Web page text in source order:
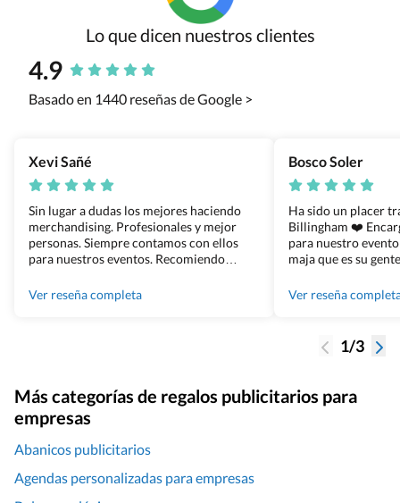
Lo que dicen nuestros clientes
4.9
Basado en 1440 reseñas de Google >
Xevi Sañé
Sin lugar a dudas los mejores haciendo
merchandising. Profesionales y mejor
personas. Siempre contamos con ellos
para nuestros eventos. Recomiendo
Ver reseña completa
Bosco Soler
Ha sido un placer
Billingham ❤️
para nuestro
maja que es su
100%
Ver reseña
1/3
Más categorías de regalos publicitarios para
empresas
Abanicos publicitarios
Agendas personalizadas para empresas